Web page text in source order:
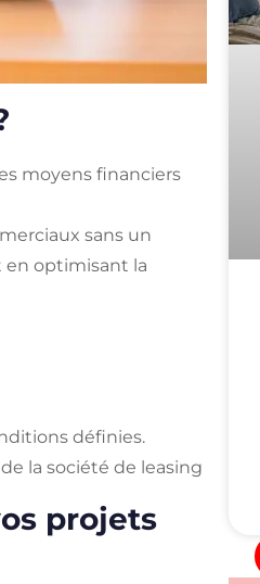
moyens financiers
sans un
en optimisant la
définies.
la société de leasing
projets